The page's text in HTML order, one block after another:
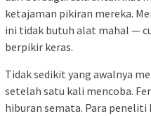
ketajaman pikiran mereka.
ini tidak butuh alat mahal —
berpikir keras.
Tidak sedikit yang awalnya
setelah satu kali mencoba.
hiburan semata. Para